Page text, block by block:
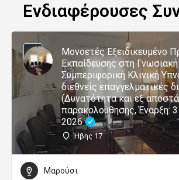
Ενδιαφέρουσες
Μονοετές Εξειδικευμένο
Εκπαίδευσης στη Γνωσιακή
Συμπεριφορική Κλινική
διεθνείς επαγγελματικές
(Δυνατότητα και εξ
παρακολούθησης, Έναρξη:
2026
Ήβης 17
Μαρούσι